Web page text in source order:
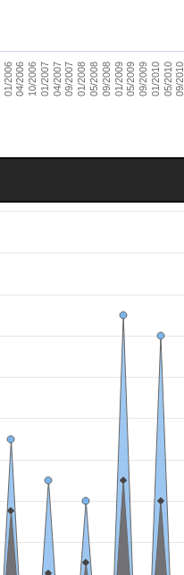
01/200604/200610/200601/200704/200709/200701/200805/200809/200801/200905/200909/200901/201005/201009/